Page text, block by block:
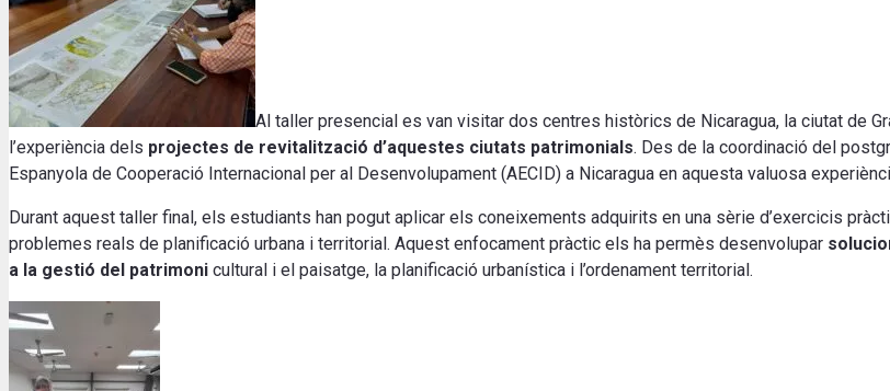
Al taller presencial es van visitar dos centres històrics de Nicaragua, la ciutat de
l’experiència dels projectes de revitalització d’aquestes ciutats patrimonials. Des de la coordinació del
Espanyola de Cooperació Internacional per al Desenvolupament (AECID) a Nicaragua en aquesta valuosa
Durant aquest taller final, els estudiants han pogut aplicar els coneixements adquirits en una sèrie d’exercicis
problemes reals de planificació urbana i territorial. Aquest enfocament pràctic els ha permès desenvolupar
a la gestió del patrimoni cultural i el paisatge, la planificació urbanística i l’ordenament territorial.